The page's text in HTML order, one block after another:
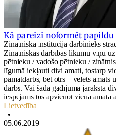
Kā pareizi noformēt papildu
Zinātniskā institūcijā darbinieks
Zinātniskās darbības likumu viņu
pētnieku / vadošo pētnieku /
līgumā iekļauti divi amati, tostarp
pamatdarbs, bet otrs – vēlēts
darbs. Vai šādā gadījumā jāraksta
iespējams tos apvienot vienā amata
Lietvedība
•
05.06.2019